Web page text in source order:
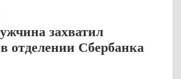
захватил
отделении Сбербанка